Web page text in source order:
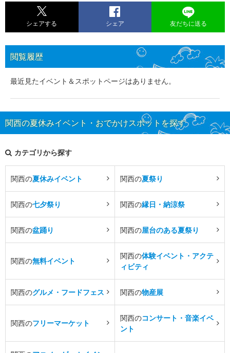
シェアする シェア 友だちに送る
閲覧履歴
最近見たイベント＆スポットページはありません。
関西の夏休みイベント・おでかけスポットを探す
カテゴリから探す
関西の夏休みイベント 関西の夏祭り
関西の七夕祭り 関西の縁日・納涼祭
関西の盆踊り 関西の屋台のある夏祭り
関西の無料イベント
関西の体験イベント・アクテ
ィビティ
関西のグルメ・フードフェス 関西の物産展
関西のフリーマーケット
関西のコンサート・音楽イベ
ント